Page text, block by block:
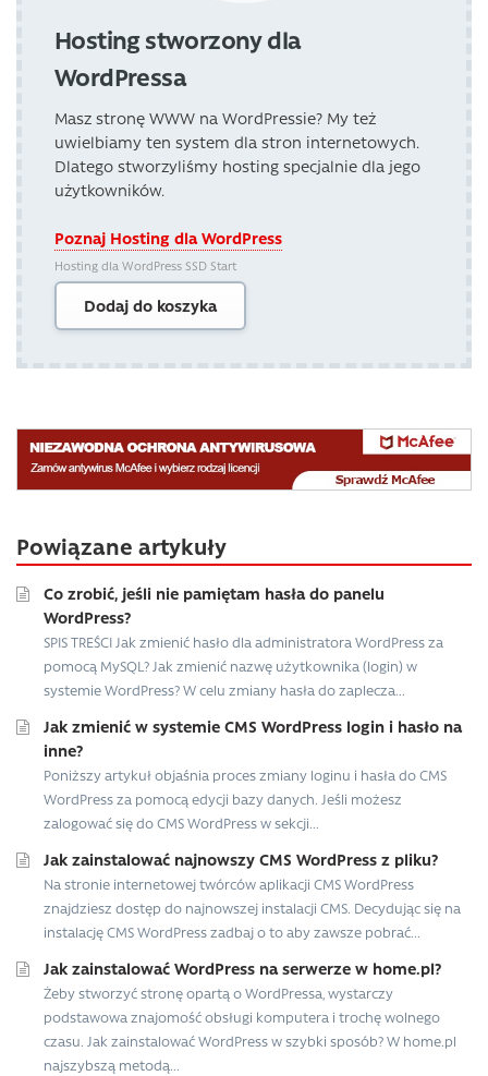
Hosting stworzony dla
WordPressa
Masz stronę WWW na WordPressie? My też
uwielbiamy ten system dla stron internetowych.
Dlatego stworzyliśmy hosting specjalnie dla jego
użytkowników.
Poznaj Hosting dla WordPress
Hosting dla WordPress SSD Start
Dodaj do koszyka
Powiązane artykuły
Co zrobić, jeśli nie pamiętam hasła do panelu
WordPress?
SPIS TREŚCI Jak zmienić hasło dla administratora WordPress za
pomocą MySQL? Jak zmienić nazwę użytkownika (login) w
systemie WordPress? W celu zmiany hasła do zaplecza...
Jak zmienić w systemie CMS WordPress login i hasło na
inne?
Poniższy artykuł objaśnia proces zmiany loginu i hasła do CMS
WordPress za pomocą edycji bazy danych. Jeśli możesz
zalogować się do CMS WordPress w sekcji...
Jak zainstalować najnowszy CMS WordPress z pliku?
Na stronie internetowej twórców aplikacji CMS WordPress
znajdziesz dostęp do najnowszej instalacji CMS. Decydując się na
instalację CMS WordPress zadbaj o to aby zawsze pobrać...
Jak zainstalować WordPress na serwerze w home.pl?
Żeby stworzyć stronę opartą o WordPressa, wystarczy
podstawowa znajomość obsługi komputera i trochę wolnego
czasu. Jak zainstalować WordPress w szybki sposób? W home.pl
najszybszą metodą...